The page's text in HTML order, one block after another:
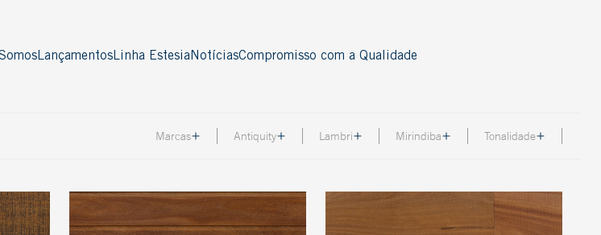
Ver todos
Acessórios
Cordão
Rodapé
Thresold
LançamentosLinha EstesiaNotíciasCompromisso com a Qualidade
Marcas Antiquity Lambri Mirindiba Tonalidade